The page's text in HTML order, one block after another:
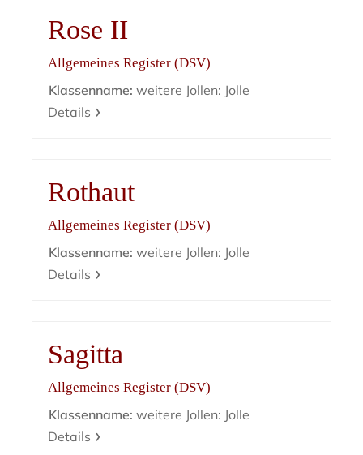
Rose II
Allgemeines Register (DSV)
Klassenname: weitere Jollen: Jolle
Details
Rothaut
Allgemeines Register (DSV)
Klassenname: weitere Jollen: Jolle
Details
Sagitta
Allgemeines Register (DSV)
Klassenname: weitere Jollen: Jolle
Details